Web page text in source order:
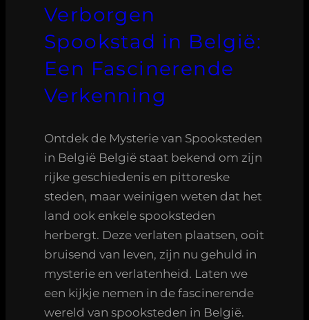
Verborgen
Spookstad in België:
Een Fascinerende
Verkenning
Ontdek de Mysterie van Spooksteden
in België België staat bekend om zijn
rijke geschiedenis en pittoreske
steden, maar weinigen weten dat het
land ook enkele spooksteden
herbergt. Deze verlaten plaatsen, ooit
bruisend van leven, zijn nu gehuld in
mysterie en verlatenheid. Laten we
een kijkje nemen in de fascinerende
wereld van spooksteden in België.